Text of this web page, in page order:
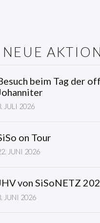
NEUE
beim Tag der
JULI 2026
on Tour
JUNI 2026
von SiSoNETZ
JUNI 2026